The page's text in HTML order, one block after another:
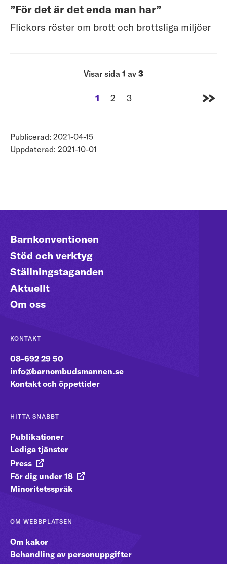
”För det är det enda man har”
Flickors röster om brott och brottsliga miljöer
Visar sida 1 av 3
sida
1
sida
2
sida
3
Gå
Publicerad: 2021-04-15
Uppdaterad: 2021-10-01
Barnkonventionen
Stöd och verktyg
Ställningstaganden
Aktuellt
Om oss
KONTAKT
08-692 29 50
info@barnombudsmannen.se
Kontakt och öppettider
HITTA SNABBT
Publikationer
Lediga tjänster
Press
För dig under 18
Minoritetsspråk
OM WEBBPLATSEN
Om kakor
Behandling av personuppgifter